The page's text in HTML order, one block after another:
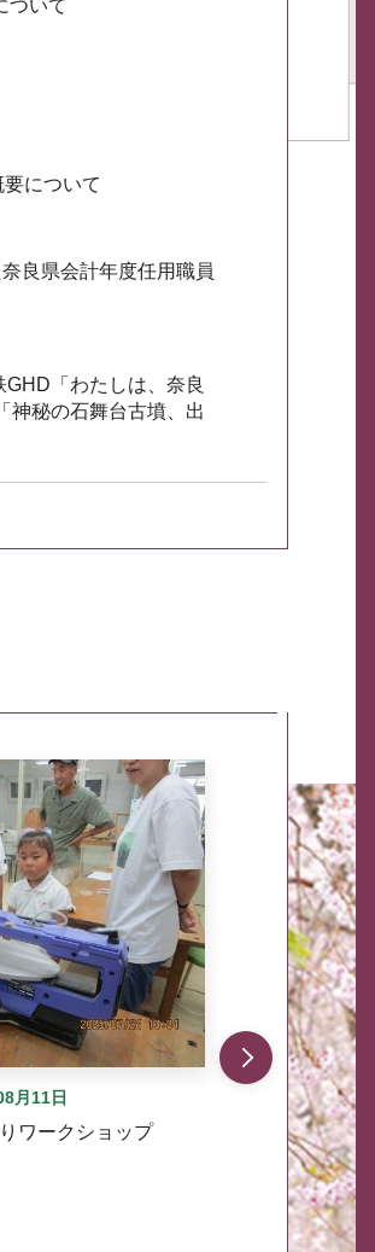
ついて
について
良県会計年度任用職員
GHD「わたしは、奈良
神秘の石舞台古墳、出
月11日
ワークショップ